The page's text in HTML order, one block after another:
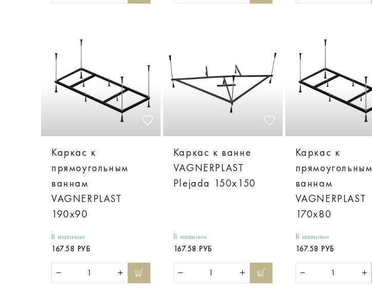
Каркас к
прямоугольным
ваннам
VAGNERPLAST
190x90
В наличии
167.58 РУБ
Каркас к ванне
VAGNERPLAST
Plejada 150x150
В наличии
167.58 РУБ
Каркас к
прямоугольным
ваннам
VAGNERPLAST
170x80
В наличии
167.58 РУБ